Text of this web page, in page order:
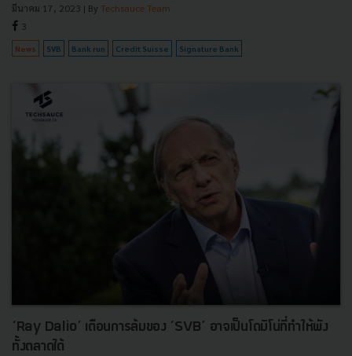
มีนาคม 17, 2023 | By Techsauce Team
3
News SVB Bank run Credit Suisse Signature Bank
‘Ray Dalio’ เตือนการล้มของ ‘SVB’ อาจเป็นโดมิโน่ที่ทำให้พัง
ทั้งตลาดได้